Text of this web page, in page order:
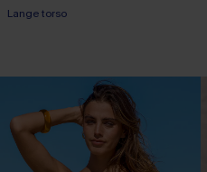
Lange torso